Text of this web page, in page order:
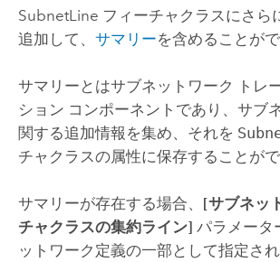
SubnetLine フィーチャクラスにさら
追加して、 サマリーを含めることがで
サマリーとはサブネットワーク トレ
ション コンポーネントであり、サブ
関する追加情報を集め、それを
チャクラスの属性に保存することがで
サマリーが存在する場合、 [サブネッ
チャクラスの集約ライン] パラメータ
ットワーク定義の一部として指定さ